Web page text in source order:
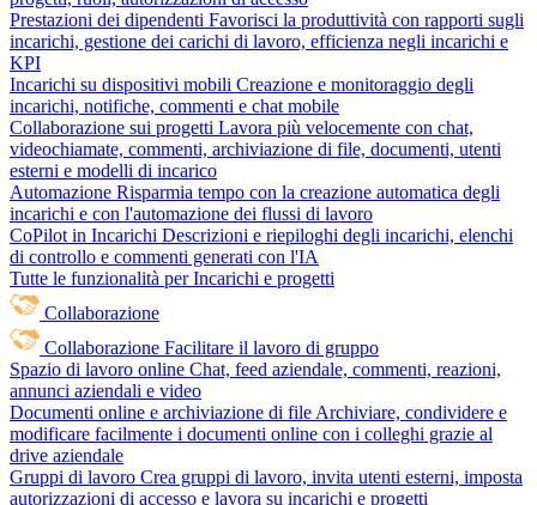
Prestazioni dei dipendenti Favorisci la produttività con rapporti sugli
incarichi, gestione dei carichi di lavoro, efficienza negli incarichi e
KPI
Incarichi su dispositivi mobili Creazione e monitoraggio degli
incarichi, notifiche, commenti e chat mobile
Collaborazione sui progetti Lavora più velocemente con chat,
videochiamate, commenti, archiviazione di file, documenti, utenti
esterni e modelli di incarico
Automazione Risparmia tempo con la creazione automatica degli
incarichi e con l'automazione dei flussi di lavoro
CoPilot in Incarichi Descrizioni e riepiloghi degli incarichi, elenchi
di controllo e commenti generati con l'IA
Tutte le funzionalità per Incarichi e progetti
Collaborazione
Collaborazione Facilitare il lavoro di gruppo
Spazio di lavoro online Chat, feed aziendale, commenti, reazioni,
annunci aziendali e video
Documenti online e archiviazione di file Archiviare, condividere e
modificare facilmente i documenti online con i colleghi grazie al
drive aziendale
Gruppi di lavoro Crea gruppi di lavoro, invita utenti esterni, imposta
autorizzazioni di accesso e lavora su incarichi e progetti